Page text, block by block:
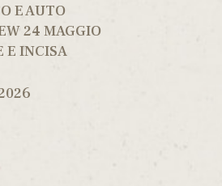
E AUTO
24 MAGGIO
E INCISA